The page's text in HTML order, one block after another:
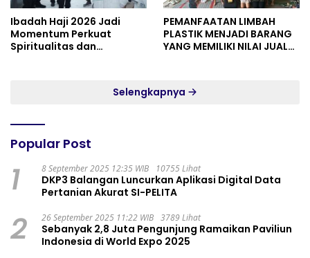
Ibadah Haji 2026 Jadi
Momentum Perkuat
Spiritualitas dan
PEMANFAATAN LIMBAH
PLASTIK MENJADI BARANG
YANG MEMILIKI NILAI JUAL
Selengkapnya
Popular Post
1 8 September 2025 12:35 WIB 10755 Lihat
DKP3 Balangan Luncurkan Aplikasi Digital Data
Pertanian Akurat SI-PELITA
2 26 September 2025 11:22 WIB 3789 Lihat
Sebanyak 2,8 Juta Pengunjung Ramaikan Paviliun
Indonesia di World Expo 2025